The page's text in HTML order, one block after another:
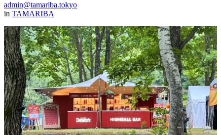
admin@tamariba.tokyo
in TAMARIBA